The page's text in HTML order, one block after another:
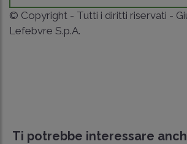
© Copyright - Tutti i diritti riservati -
Lefebvre S.p.A.
Ti potrebbe interessare